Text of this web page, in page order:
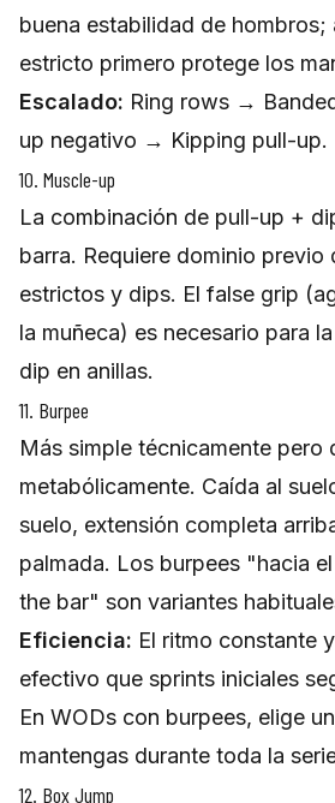
buena estabilidad de hombros;
estricto primero protege los
Escalado: Ring rows →
up negativo → Kipping pull-up.
10. Muscle-up
La combinación de pull-up +
barra. Requiere dominio previo
estrictos y dips. El false grip
la muñeca) es necesario para
dip en anillas.
11. Burpee
Más simple técnicamente pero
metabólicamente. Caída al
suelo, extensión completa
palmada. Los burpees "hacia
the bar" son variantes
Eficiencia: El ritmo constante
efectivo que sprints iniciales
En WODs con burpees, elige
mantengas durante toda la
12. Box Jump